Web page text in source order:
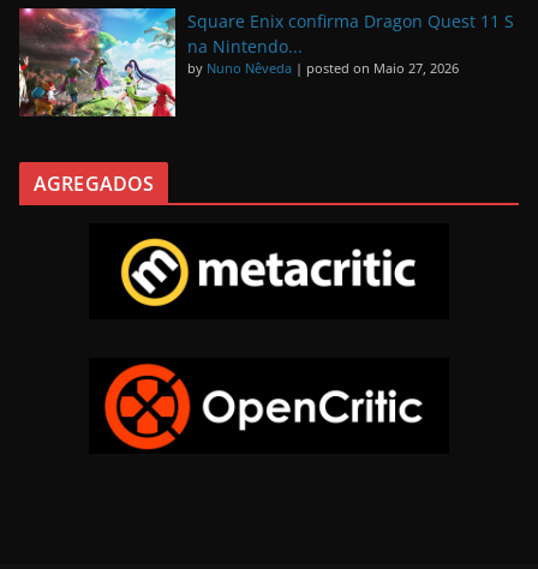
Square Enix confirma Dragon Quest 11 S
na Nintendo...
by Nuno Nêveda | posted on Maio 27, 2026
AGREGADOS